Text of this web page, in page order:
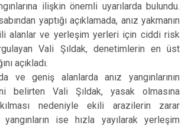
ilişkin önemli uyarılarda bulundu.
yaptığı açıklamada, anız yakmanın
alanlar ve yerleşim yerleri için ciddi risk
Vali Şıldak, denetimlerin en üst
açıkladı.
ve geniş alanlarda anız yangınlarının
belirten Vali Şıldak, yasak olmasına
nedeniyle ekili arazilerin zarar
yangınların ise hızla yayılarak yerleşim